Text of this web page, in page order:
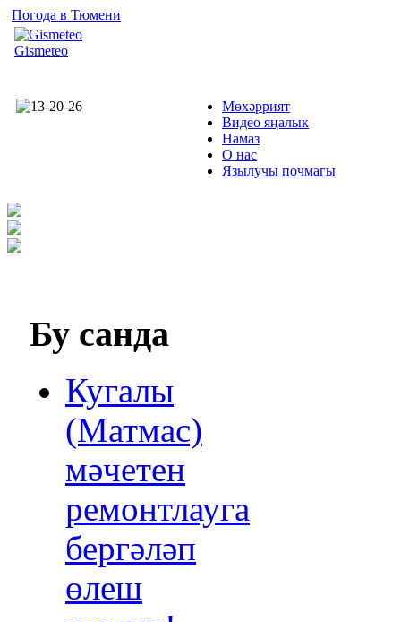
Погода в Тюмени
Gismeteo
Мөхәррият
Видео яңалык
Намаз
О нас
Язылучы почмагы
Бу санда
Кугалы
(Матмас)
мәчетен
ремонтлауга
бергәләп
өлеш